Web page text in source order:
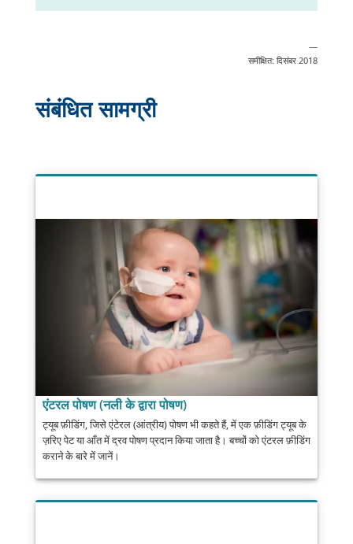
—
समीक्षित: दिसंबर 2018
संबंधित सामग्री
एंटरल पोषण (नली के द्वारा पोषण)
ट्यूब फ़ीडिंग, जिसे एंटेरल (आंत्रीय) पोषण भी कहते हैं, में एक फ़ीडिंग ट्यूब के
ज़रिए पेट या आँत में द्रव पोषण प्रदान किया जाता है। बच्चों को एंटरल फ़ीडिंग
कराने के बारे में जानें।